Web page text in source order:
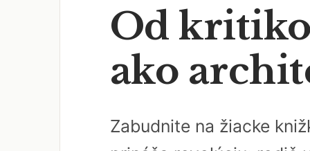
Od
ako
Zabudnite na žiacke